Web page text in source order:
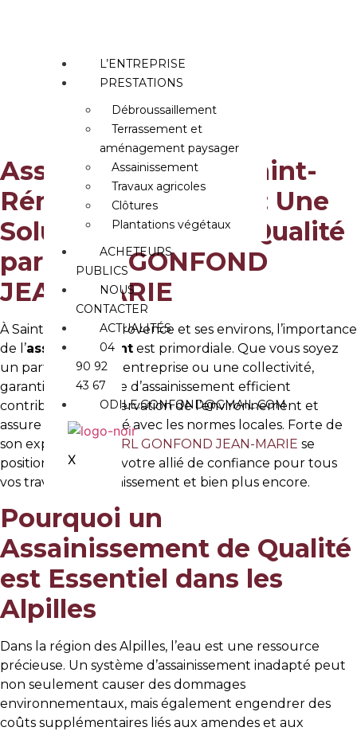
L’ENTREPRISE
PRESTATIONS
Débroussaillement
Terrassement et
aménagement paysager
Assainissement
Travaux agricoles
Clôtures
Plantations végétaux
ACHETEURS
PUBLICS
NOUS
CONTACTER
ACTUALITÉS
04
90 92
43 67
ODILE.GONFOND@GMAIL.COM
X
Saint-Rémy-de-
Provence
Assainissement à Saint-Rémy-de-Provence
Assainissement à Saint-
Rémy-de-Provence : Une
Solution Locale de Qualité
par SARL GONFOND
JEAN-MARIE
À Saint-Rémy-de-Provence et ses environs, l’importance
de l’assainissement est primordiale. Que vous soyez
un particulier, une entreprise ou une collectivité,
garantir un système d’assainissement efficient
contribue à la préservation de l’environnement et
assure la conformité avec les normes locales. Forte de
son expertise, la
SARL GONFOND JEAN-MARIE se
positionne comme votre allié de confiance pour tous
vos travaux d’assainissement et bien plus encore.
Pourquoi un
Assainissement de Qualité
est Essentiel dans les
Alpilles
Dans la région des Alpilles, l’eau est une ressource
précieuse. Un système d’assainissement inadapté peut
non seulement causer des dommages
environnementaux, mais également engendrer des
coûts supplémentaires liés aux amendes et aux